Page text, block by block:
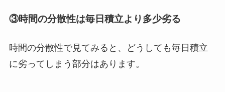
③時間の分散性は毎日積立より多少劣る
時間の分散性で見てみると、どうしても毎日積立
に劣ってしまう部分はあります。